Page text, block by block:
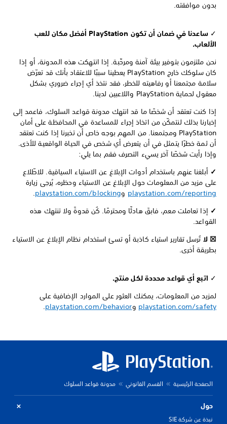
بدون موافقته.
✓
ساعدنا في ضمان أن تكون PlayStation أفضل مكان للعب
الألعاب.
نحن ملتزمون بتوفير بيئة آمنة ومرحِّبة. إذا انتهكت هذه المدونة، أو إذا
كان سلوكك خارج PlayStation يعطينا سببًا للاعتقاد بأنك قد تعرّض
سلامة مجتمعنا أو رفاهيته للخطر، فقد نتخذ أي إجراء ضروري بشكل
معقول لحماية PlayStation واللاعبين لدينا.
إذا كنت تعتقد أن شخصًا ما قد انتهك مدونة قواعد السلوك، فاعمد إلى
إخبارنا بذلك لنتمكّن من اتخاذ إجراء للمساعدة في المحافظة على أمان
PlayStation ومجتمعنا. من المهم بوجه خاص أن تخبرنا إذا كنت تعتقد
أن ثمة خطرًا يتمثل في أن يتعرض أي شخص في الحياة الواقعية للأذى.
وإذا رأيت شخصًا آخر يسيء التصرف فقم بما يلي:
✓ أبلغنا عنهم باستخدام أدوات الإبلاغ عن الاستياء السياقية. للاطّلاع
على مزيد من المعلومات حول الإبلاغ عن الاستياء وحظره، يُرجى زيارة
playstation.com/reporting وplaystation.com/blocking
.
✓ إذا تعاملت معم، فابقَ هادئًا ومحترمًا. كُن قدوةً ولا تنتهك هذه
القواعد.
☒ لا تُرسل تقارير استياء كاذبة أو تسئ استخدام نظام الإبلاغ عن الاستياء
بطريقة أخرى.
✓ اتبع أي قواعد محددة لكل منتج.
لمزيد من المعلومات، يمكنك العثور على الموارد الإضافية على
playstation.com/safety وplaystation.com/behavior
.
الصفحة الرئيسية القسم القانوني مدونة قواعد السلوك
حول
نبذة عن شركة SIE